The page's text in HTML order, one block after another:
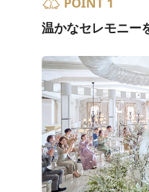
温かなセレモニー